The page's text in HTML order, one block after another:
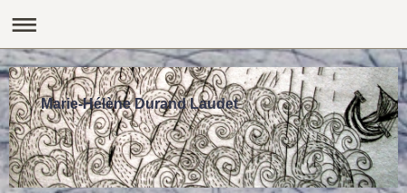
Marie-Hélène Durand Laudet